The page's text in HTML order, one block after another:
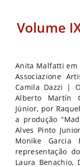
Volume
Anita Malfatti em
Associazione
Camila Dazzi |
Alberto Martín
Júnior, por
a produção
Alves Pinto
Monike Garcia
representação
Laura Benachio,